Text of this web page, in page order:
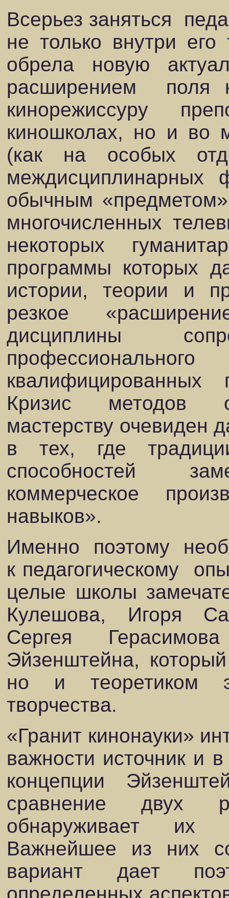
Всерьез заняться
не только внутри его
обрела новую
расширением
поля
кинорежиссуру
киношколах, но и во
(как на особых
междисциплинарных
обычным
многочисленных
некоторых
программы которых
истории, теории и
резкое
дисциплины
профессионального
квалифицированных
Кризис методов
мастерству очевиден
в тех, где
способностей
коммерческое
навыков».
Именно
поэтому
к педагогическому
целые школы
Кулешова, Игоря
Сергея
Эйзенштейна,
но и теоретиком
творчества.
«Гранит кинонауки»
важности источник и
концепции
сравнение двух
обнаруживает их
Важнейшее из них
вариант дает